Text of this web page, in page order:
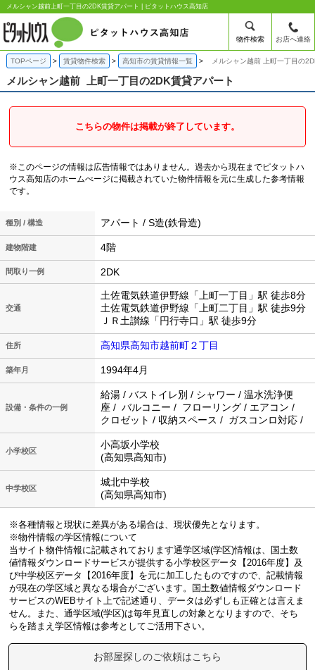
メルシャン越前上町一丁目の2DK賃貸アパート | ピタットハウス高知店
物件検索 お店へ連絡
TOPページ 賃貸物件検索 高知市の賃貸情報一覧 メルシャン越前 上町一丁目の
メルシャン越前 上町一丁目の2DK賃貸アパート
こちらの物件は掲載が終了しています。
※このページの情報は広告情報ではありません。過去から現在までピタットハ
ウス高知店のホームぺージに掲載されていた物件情報を元に生成した参考情報
です。
種別 / 構造 アパート / S造(鉄骨造)
建物階建 4階
間取り一例 2DK
交通
土佐電気鉄道伊野線「上町一丁目」駅 徒歩8分
土佐電気鉄道伊野線「上町二丁目」駅 徒歩9分
ＪＲ土讃線「円行寺口」駅 徒歩9分
住所 高知県高知市越前町２丁目
築年月 1994年4月
設備・条件の一例
給湯 / バストイレ別 / シャワー / 温水洗浄便
座 / バルコニー / フローリング / エアコン /
クロゼット / 収納スペース / ガスコンロ対応 /
小学校区
小高坂小学校
(高知県高知市)
中学校区
城北中学校
(高知県高知市)
※各種情報と現状に差異がある場合は、現状優先となります。
※物件情報の学区情報について
当サイト物件情報に記載されております通学区域(学区)情報は、国土数
値情報ダウンロードサービスが提供する小学校区データ【2016年度】及
び中学校区データ【2016年度】を元に加工したものですので、記載情報
が現在の学区域と異なる場合がございます。国土数値情報ダウンロード
サービスのWEBサイト上で記述通り、データは必ずしも正確とは言えま
せん。また、通学区域(学区)は毎年見直しの対象となりますので、そち
らを踏まえ学区情報は参考としてご活用下さい。
お部屋探しのご依頼はこちら